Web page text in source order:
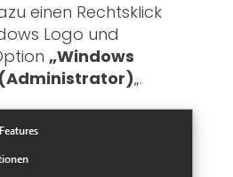
einen Rechtsklick
Logo und
„Windows
„.